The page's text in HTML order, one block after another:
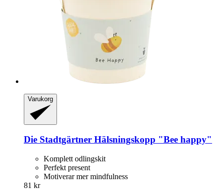
Varukorg
Die Stadtgärtner Hälsningskopp "Bee happy"
Komplett odlingskit
Perfekt present
Motiverar mer mindfulness
81 kr